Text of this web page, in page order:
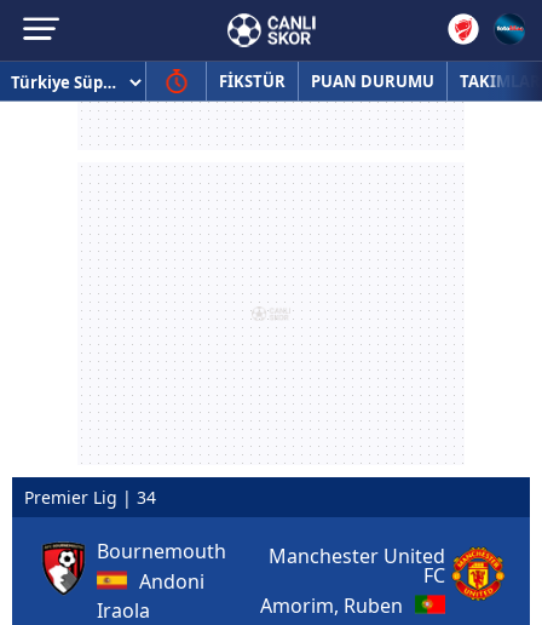
FİKSTÜR PUAN DURUMU TAKIMLAR
Premier Lig | 34
Bournemouth
Andoni
Iraola
Manchester United
FC
Amorim, Ruben